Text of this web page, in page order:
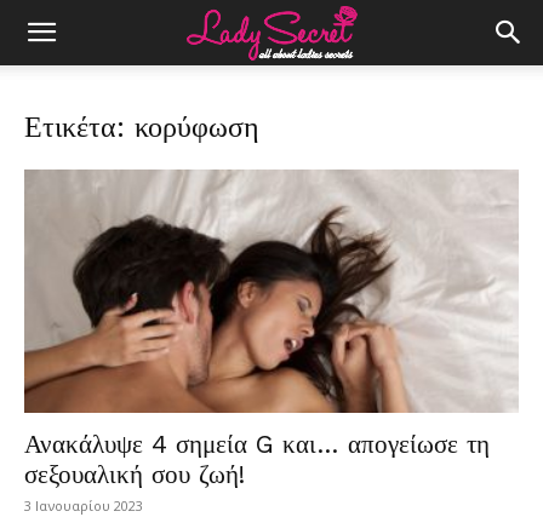
Ετικέτα: κορύφωση
Ανακάλυψε 4 σημεία G και… απογείωσε τη
σεξουαλική σου ζωή!
3 Ιανουαρίου 2023